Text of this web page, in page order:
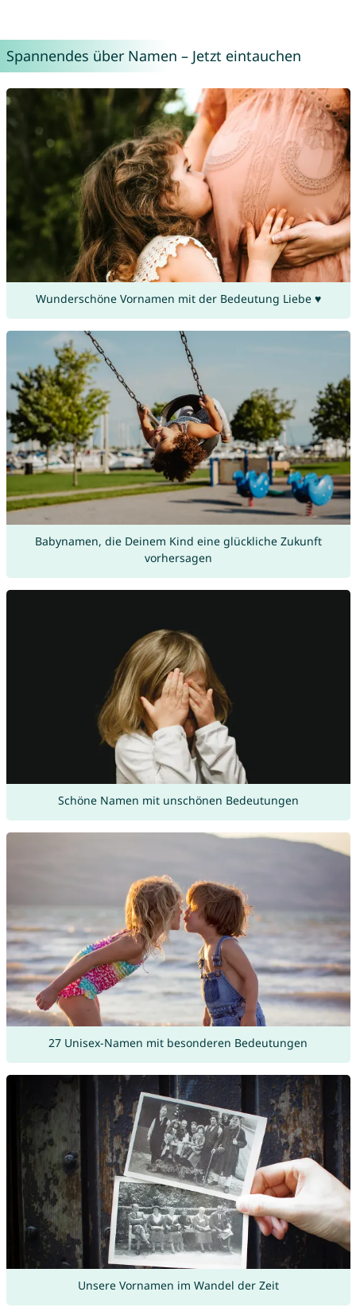
Spannendes über Namen – Jetzt eintauchen
Wunderschöne Vornamen mit der Bedeutung Liebe ♥
Babynamen, die Deinem Kind eine glückliche Zukunft
vorhersagen
Schöne Namen mit unschönen Bedeutungen
27 Unisex-Namen mit besonderen Bedeutungen
Unsere Vornamen im Wandel der Zeit